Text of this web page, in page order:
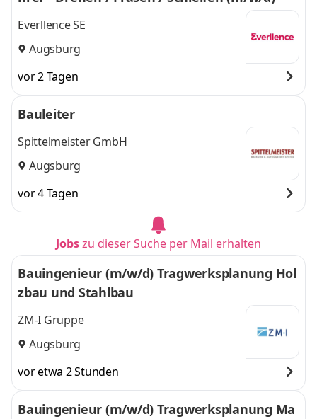
Everllence SE
Augsburg
vor 2 Tagen
Bauleiter
Spittelmeister GmbH
Augsburg
vor 4 Tagen
Jobszu dieser Suche per Mail erhalten
Bauingenieur (m/w/d) Tragwerksplanung Hol
zbau und Stahlbau
ZM-I Gruppe
Augsburg
vor etwa 2 Stunden
Bauingenieur (m/w/d) Tragwerksplanung Ma